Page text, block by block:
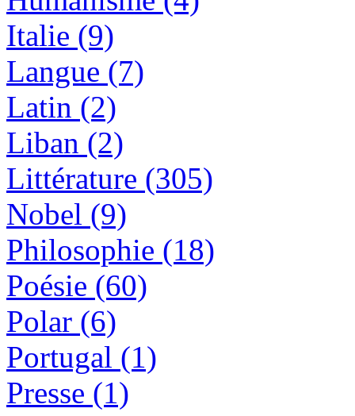
Italie (9)
Langue (7)
Latin (2)
Liban (2)
Littérature (305)
Nobel (9)
Philosophie (18)
Poésie (60)
Polar (6)
Portugal (1)
Presse (1)